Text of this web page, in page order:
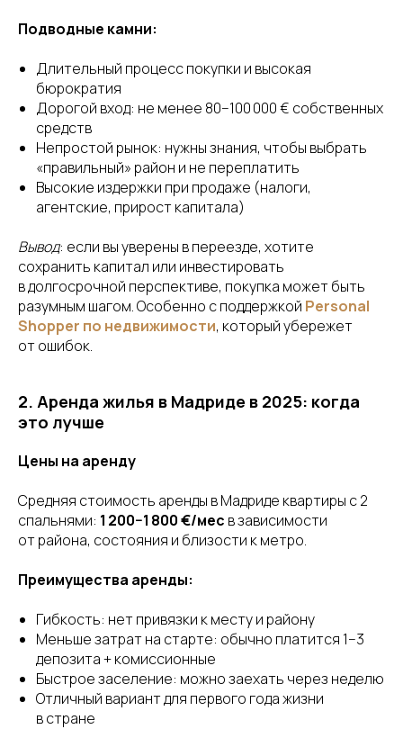
Подводные камни:
Длительный процесс покупки и высокая
бюрократия
Дорогой вход: не менее 80−100 000 € собственных
средств
Непростой рынок: нужны знания, чтобы выбрать
«правильный» район и не переплатить
Высокие издержки при продаже (налоги,
агентские, прирост капитала)
Вывод: если вы уверены в переезде, хотите
сохранить капитал или инвестировать
в долгосрочной перспективе, покупка может быть
разумным шагом. Особенно с поддержкой Personal
Shopper по недвижимости, который убережет
от ошибок.
2. Аренда жилья в Мадриде в 2025: когда
это лучше
Цены на аренду
Средняя стоимость аренды в Мадриде квартиры с 2
спальнями: 1 200−1 800 €/мес в зависимости
от района, состояния и близости к метро.
Преимущества аренды:
Гибкость: нет привязки к месту и району
Меньше затрат на старте: обычно платится 1−3
депозита + комиссионные
Быстрое заселение: можно заехать через неделю
Отличный вариант для первого года жизни
в стране